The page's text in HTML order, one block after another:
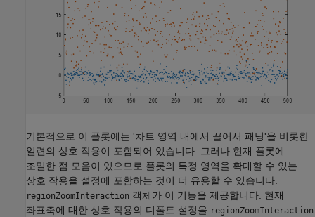
기본적으로 이 플롯에는 '차트 영역 내에서 끌어서 패닝'을 비롯한
일련의 상호 작용이 포함되어 있습니다. 그러나 현재 플롯에
조밀한 점 모음이 있으므로 플롯의 특정 영역을 확대할 수 있는
상호 작용을 설정에 포함하는 것이 더 유용할 수 있습니다.
regionZoomInteraction 객체가 이 기능을 제공합니다. 현재
좌표축에 대한 상호 작용의 디폴트 설정을 regionZoomInteraction